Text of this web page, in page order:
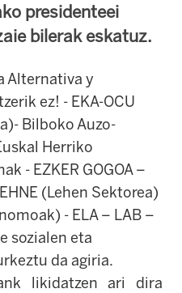
presidenteei
bilerak eskatuz.
Alternativa y
ez! - EKA-OCU
Bilboko Auzo-
Herriko
- EZKER GOGOA –
(Lehen Sektorea)
- ELA – LAB –
sozialen eta
da agiria.
likidatzen ari dira